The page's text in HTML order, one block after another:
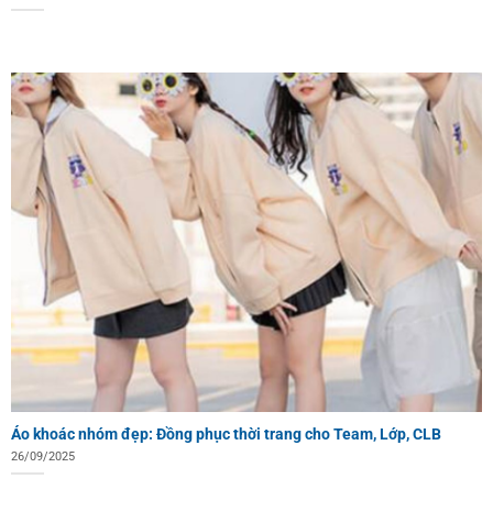
Áo khoác nhóm đẹp: Đồng phục thời trang cho Team, Lớp, CLB
26/09/2025